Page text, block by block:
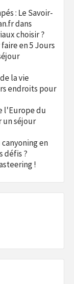
: Le Savoir-
dans
choisir ?
en 5 Jours
la vie
endroits pour
l'Europe du
un séjour
en
défis ?
!